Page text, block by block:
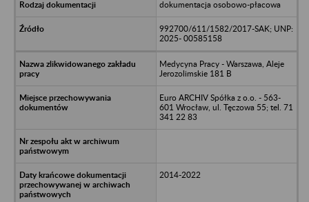
dokumentacja osobowo-płacowa
992700/611/1582/2017-SAK; UNP:
2025- 00585158
Medycyna Pracy - Warszawa, Aleje
Jerozolimskie 181 B
Euro ARCHIV Spółka z o.o. - 563-
601 Wrocław, ul. Tęczowa 55; tel. 71
341 22 83
2014-2022